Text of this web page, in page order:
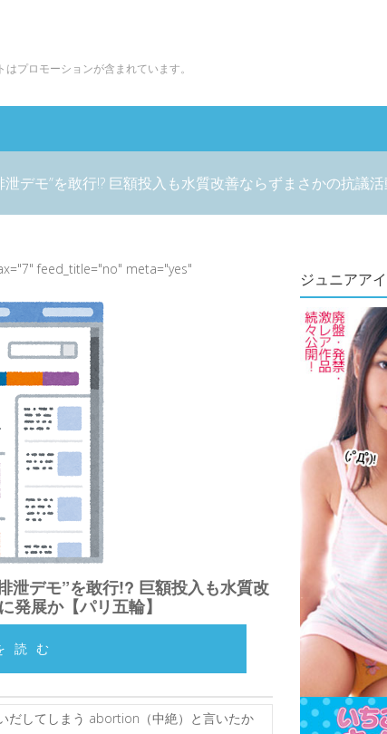
プロモーションが含まれています。
デモ”を敢行!? 巨額投入も水質改善ならずまさかの抗議活
feed_title="no" meta="yes"
泄デモ”を敢行!? 巨額投入も水質改
発展か【パリ五輪】
読む
だしてしまう abortion（中絶）と言いたか
ジュニアア